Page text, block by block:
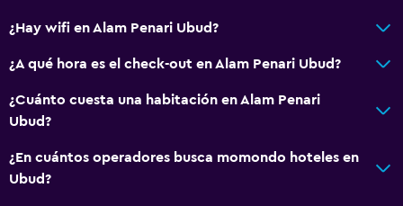
Zona de trabajo
Escritorio
Limpieza diaria
¿Hay wifi en Alam Penari Ubud?
¿A qué hora es el check-out en Alam Penari Ubud?
¿Cuánto cuesta una habitación en Alam Penari
Ubud?
¿En cuántos operadores busca momondo hoteles en
Ubud?